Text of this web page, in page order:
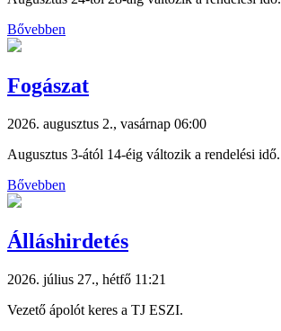
Bővebben
Fogászat
2026. augusztus 2., vasárnap 06:00
Augusztus 3-ától 14-éig változik a rendelési idő.
Bővebben
Álláshirdetés
2026. július 27., hétfő 11:21
Vezető ápolót keres a TJ ESZI.